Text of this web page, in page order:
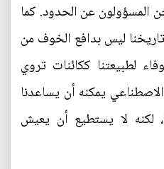
المسؤولون عن الحدود. كما
ليس بدافع الخوف من
لطبيعتنا ككائنات تروي
يمكنه أن يساعدنا
لكنه لا يستطيع أن يعيش